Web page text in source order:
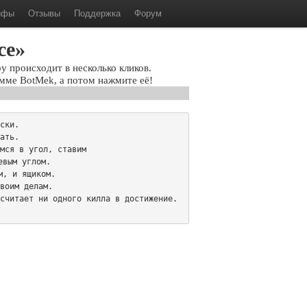
Отзывы Поддержка Форум
в несколько кликов.
BotMek, а потом нажмите её!
в угол, ставим
углом.
и ящиком.
делам.
ни одного килла в достижение.